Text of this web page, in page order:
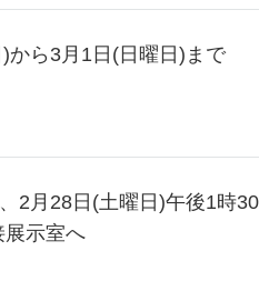
から3月1日(日曜日)まで
2月28日(土曜日)午後1時
展示室へ